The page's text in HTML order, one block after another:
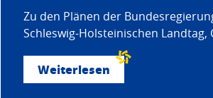
Zu den Plänen der
Schleswig-Holsteinischen
Weiterlesen